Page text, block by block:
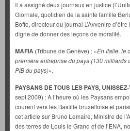
Il a assigné deux journaux en justice
Giornale, quotidien de la sainte famille
Boffo, directeur du journal L’Avvenire
digne de donner des leçons de moralité.
MAFIA (Tribune de Genève) : «En Italie, le
première entreprise du pays (130 milliards
PIB du pays)».
PAYSANS DE TOUS LES PAYS,
sept 2009) : A l’heure où les Paysans
courent vers les Bastille bruxelloise et
cet article sur Bruno Lemaire, Ministre de
des terres de Louis le Grand et de l’ENA,